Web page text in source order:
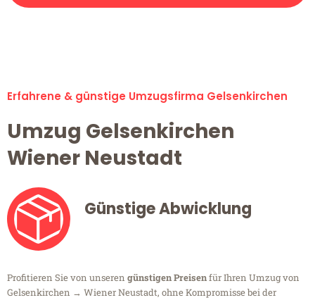
Erfahrene & günstige Umzugsfirma Gelsenkirchen
Umzug Gelsenkirchen
Wiener Neustadt
Günstige Abwicklung
Profitieren Sie von unseren günstigen Preisenfür Ihren Umzug von
Gelsenkirchen → Wiener Neustadt, ohne Kompromisse bei der